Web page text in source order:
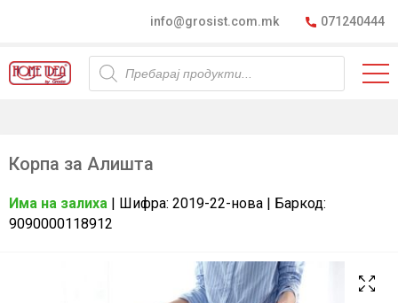
info@grosist.com.mk 071240444
Products
search
Корпа за Алишта
Има на залиха | Шифра: 2019-22-нова | Баркод:
9090000118912